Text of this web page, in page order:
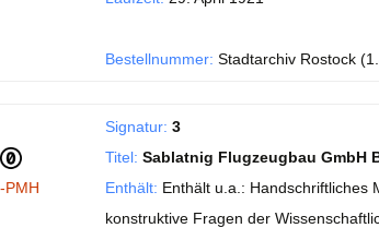
Bestellnummer: Stadtarchiv Rostock
PMH
Signatur: 3
Titel: Sablatnig Flugzeugbau GmbH
Enthält: Enthält u.a.: Handschriftliches
konstruktive Fragen der